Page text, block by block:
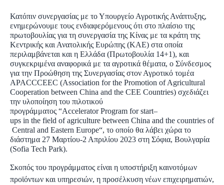
Κατόπιν συνεργασίας με το Υπουργείο Αγροτικής Ανάπτυξης,
ενημερώνουμε τους ενδιαφερόμενους ότι στο πλαίσιο της
πρωτοβουλίας για τη συνεργασία της Κίνας με τα κράτη της
Κεντρικής και Ανατολικής Ευρώπης (ΚΑΕ) στα οποία
περιλαμβάνεται και η Ελλάδα (Πρωτοβουλία 14+1), και
συγκεκριμένα αναφορικά με τα αγροτικά θέματα, ο Σύνδεσμος
για την Προώθηση της Συνεργασίας στον Αγροτικό τομέα
APACCCEEC (Association for the Promotion of Agricultural
Cooperation between China and the CEE Countries) σχεδιάζει
την υλοποίηση του πιλοτικού
προγράμματος “Accelerator Program for start–
ups in the field of agriculture between China and the countries of
Central and Eastern Europe“, το οποίο θα λάβει χώρα το
διάστημα 27 Μαρτίου-2 Απριλίου 2023 στη Σόφια, Βουλγαρία
(Sofia Tech Park).
Σκοπός του προγράμματος είναι η υποστήριξη καινοτόμων
προϊόντων και υπηρεσιών, η προσέλκυση νέων επιχειρηματιών,